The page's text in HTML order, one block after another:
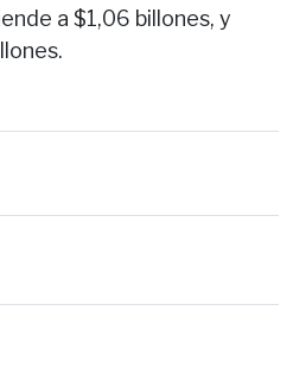
a $1,06 billones, y